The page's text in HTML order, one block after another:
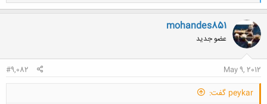
ک
ن
ش
ه
ا
mohandes851
عضو جدید
May 9, 2012
#9,082
peykar گفت: